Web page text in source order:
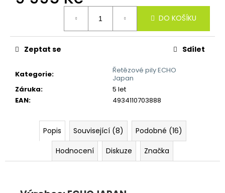
DO KOŠÍKU
Kategorie:
Řetězové pily ECHO
Japan
Záruka:
5 let
EAN: 4934110703888
Zeptat se Sdílet
Popis Související (8)
Podobné (16)
Hodnocení
Diskuze Značka